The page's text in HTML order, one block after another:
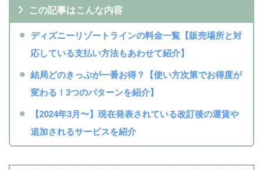
この記事はこんな内容
ディズニーリゾートラインの料金一覧【販売場所と対
応している支払い方法もあわせて紹介】
結局どのきっぷが一番お得？【使い方次第でお得度が
変わる！3つのパターンを紹介】
【2024年3月〜】現在発表されている改訂後の運賃や
追加されるサービスを紹介